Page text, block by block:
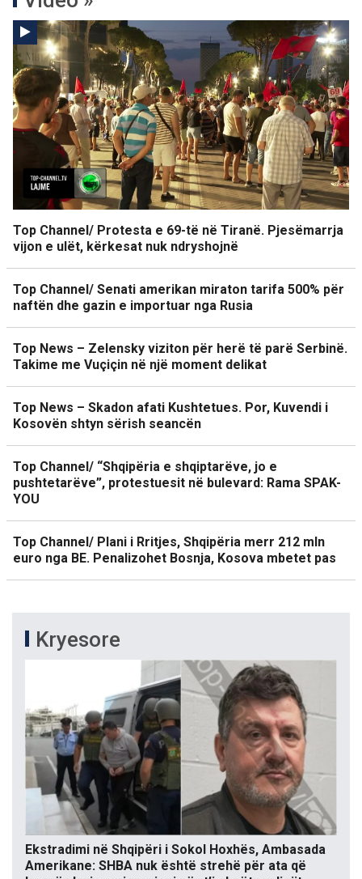
Top Channel/ Protesta e 69-të në Tiranë. Pjesëmarrja
vijon e ulët, kërkesat nuk ndryshojnë
Top Channel/ Senati amerikan miraton tarifa 500% për
naftën dhe gazin e importuar nga Rusia
Top News – Zelensky viziton për herë të parë Serbinë.
Takime me Vuçiçin në një moment delikat
Top News – Skadon afati Kushtetues. Por, Kuvendi i
Kosovën shtyn sërish seancën
Top Channel/ “Shqipëria e shqiptarëve, jo e
pushtetarëve”, protestuesit në bulevard: Rama SPAK-
YOU
Top Channel/ Plani i Rritjes, Shqipëria merr 212 mln
euro nga BE. Penalizohet Bosnja, Kosova mbetet pas
Kryesore
Ekstradimi në Shqipëri i Sokol Hoxhës, Ambasada
Amerikane: SHBA nuk është strehë për ata që